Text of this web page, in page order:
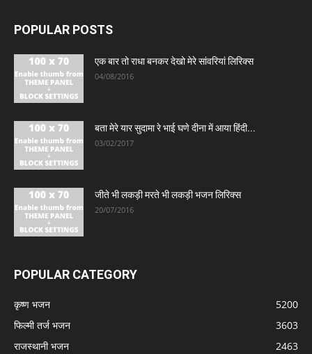
POPULAR POSTS
एक बार तो राधा बनकर देखो मेरे सांवरियां लिरिक्स
04/08/2016
बता मेरे यार सुदामा रे भाई घणे दीना में आया हिंदी...
03/02/2017
जीते भी लकड़ी मरते भी लकड़ी भजन लिरिक्स
20/07/2016
POPULAR CATEGORY
कृष्ण भजन
5200
फिल्मी तर्ज भजन
3603
राजस्थानी भजन
2463